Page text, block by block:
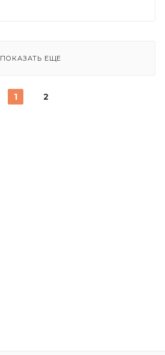
ПОКАЗАТЬ ЕЩЕ
1 2